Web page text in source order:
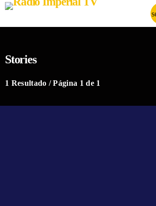
Stories
1 Resultado / Página 1 de 1